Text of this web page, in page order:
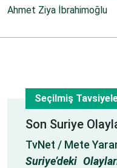
Ahmet Ziya İbrahimoğlu
3
Ara
Seçilmiş
Son Suriye
TvNet / Mete
Suriye’deki